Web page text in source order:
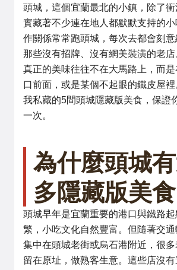
頭城，這個宜蘭最北的小鎮，除了
實藏著不少連在地人都默默支持的
作關係常常跑頭城，每次去都會刻
那些沒有招牌、沒有網美裝潢的老
真正的美味往往不在大馬路上，而
口前面，或是某個不起眼的鐵皮屋
我私藏的5間頭城隱藏版美食，保證
一次。
為什麼頭城
多隱藏版美
頭城早年是宜蘭重要的港口與鐵路
繁，小吃文化自然豐富。但隨著交
集中在頭城老街或烏石港附近，很
留在原址，做熟客生意。這些店沒